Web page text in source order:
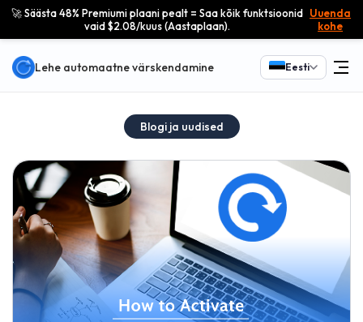
🚀 Säästa 48% Premiumi plaani pealt = Saa kõik funktsioonid
vaid $2.08/kuus (Aastaplaan).
Uuenda
kohe
Lehe automaatne värskendamine Eesti
Blogi ja uudised